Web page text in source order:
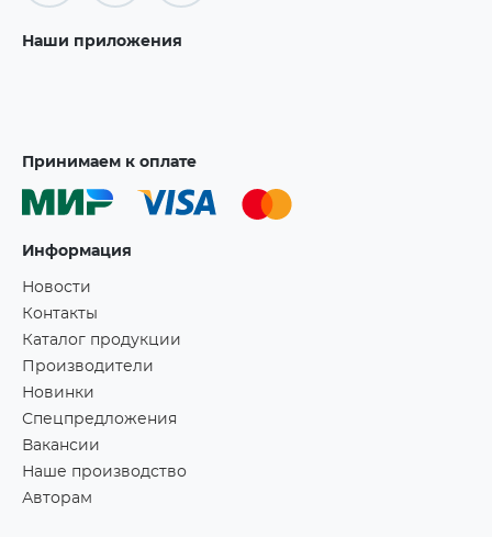
Наши приложения
Принимаем к оплате
Информация
Новости
Контакты
Каталог продукции
Производители
Новинки
Спецпредложения
Вакансии
Наше производство
Авторам